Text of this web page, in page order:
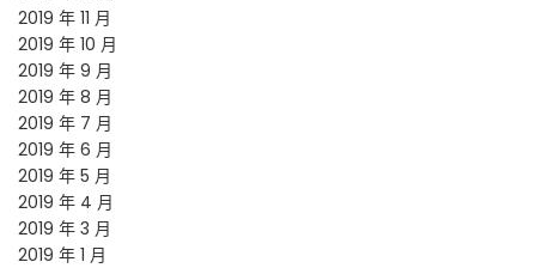
2019 年 11 月
2019 年 10 月
2019 年 9 月
2019 年 8 月
2019 年 7 月
2019 年 6 月
2019 年 5 月
2019 年 4 月
2019 年 3 月
2019 年 1 月